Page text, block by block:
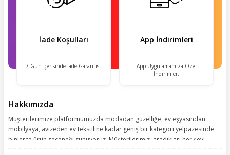
İade Koşulları
7 Gün İçerisinde İade Garantisi.
App İndirimleri
App Uygulamamıza Özel
İndirimler.
Hakkımızda
Müşterilerimize platformumuzda modadan güzelliğe, ev eşyasından
mobilyaya, avizeden ev tekstiline kadar geniş bir kategori yelpazesinde
binlerce ürün seçeneği sunuyoruz. Müşterilerimiz, aradıkları her şeyi